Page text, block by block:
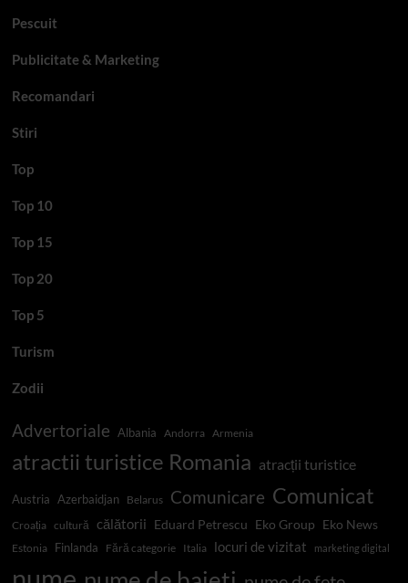
Pescuit
Publicitate & Marketing
Recomandari
Stiri
Top
Top 10
Top 15
Top 20
Top 5
Turism
Zodii
Advertoriale Albania Andorra Armenia
atractii turistice Romania atracții turistice
Austria Azerbaidjan Belarus Comunicare Comunicat
Croația cultură călătorii Eduard Petrescu Eko Group Eko News
Estonia Finlanda Fără categorie Italia locuri de vizitat marketing digital